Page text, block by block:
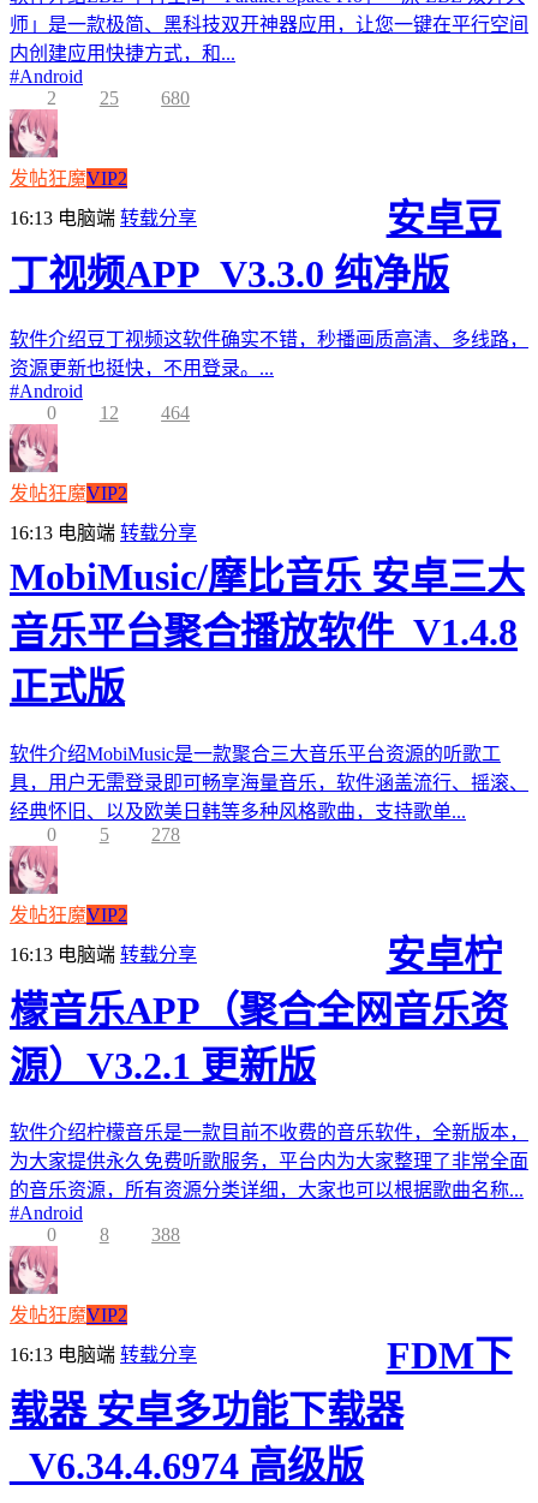
师」是一款极简、黑科技双开神器应用，让您一键在平行空间
内创建应用快捷方式，和...
#Android
2
25 680
发帖狂魔VIP2
16:13 电脑端 转载分享
安卓豆
丁视频APP_V3.3.0 纯净版
软件介绍豆丁视频这软件确实不错，秒播画质高清、多线路，
资源更新也挺快，不用登录。...
#Android
0
12 464
发帖狂魔VIP2
16:13 电脑端 转载分享
MobiMusic/摩比音乐 安卓三大
音乐平台聚合播放软件_V1.4.8
正式版
软件介绍MobiMusic是一款聚合三大音乐平台资源的听歌工
具，用户无需登录即可畅享海量音乐，软件涵盖流行、摇滚、
经典怀旧、以及欧美日韩等多种风格歌曲，支持歌单...
0
5 278
发帖狂魔VIP2
16:13 电脑端 转载分享
安卓柠
檬音乐APP（聚合全网音乐资
源）V3.2.1 更新版
软件介绍柠檬音乐是一款目前不收费的音乐软件，全新版本，
为大家提供永久免费听歌服务，平台内为大家整理了非常全面
的音乐资源，所有资源分类详细，大家也可以根据歌曲名称...
#Android
0
8 388
发帖狂魔VIP2
16:13 电脑端 转载分享
FDM下
载器 安卓多功能下载器
_V6.34.4.6974 高级版